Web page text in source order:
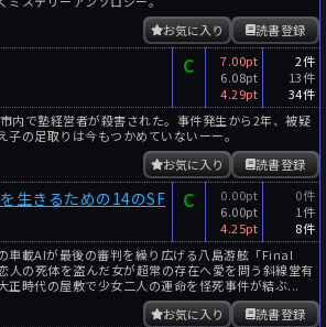
読書登録
お気に入り
C
7.00pt
6.08pt
4.29pt
2件
13件
34件
内で塾経営者が殺害された。事件発生から2年、被疑
子の足取りは今もつかめていないーー。
読書登録
お気に入り
生きるための14のSF C
0.00pt
6.00pt
4.25pt
0件
1件
8件
車載AIが最後の審判を繰り広げる八島游舷「Final
人の死体を盗んだ女が超常の存在へ愛を問う斜線堂有
正時代の屋敷で少女二人の運命を怪死事件が結ぶ...
読書登録
お気に入り